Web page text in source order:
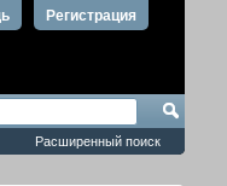
Регистрация
Расширенный поиск